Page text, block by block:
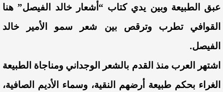
عبق الطبيعة وبين يدي كتاب “أشعار خالد الفيصل” هنا
القوافي تطرب وترقص بين شعر سمو الأمير خالد
الفيصل.
اشتهر العرب منذ القدم بالشعر الوجداني ومناجاة الطبيعة
الغراء بحكم طبيعة أرضهم النقية، وسماء الأديم الصافية،